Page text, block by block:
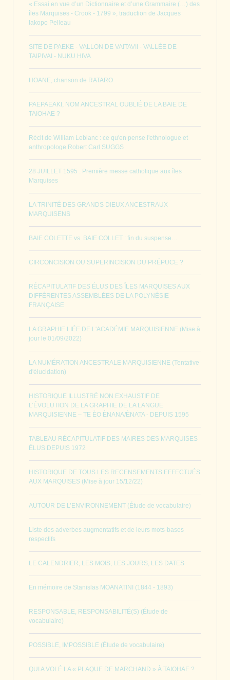
« Essai en vue d’un Dictionnaire et d’une Grammaire (…) des
îles Marquises - Crook - 1799 », traduction de Jacques
Iakopo Pelleau
SITE DE PAEKE - VALLON DE VAITAVII - VALLÉE DE
TAIPIVAI - NUKU HIVA
HOANE, chanson de RATARO
PAEPAEAKI, NOM ANCESTRAL OUBLIÉ DE LA BAIE DE
TAIOHAE ?
Récit de William Leblanc : ce qu'en pense l'ethnologue et
anthropologe Robert Carl SUGGS
28 JUILLET 1595 : Première messe catholique aux îles
Marquises
LA TRINITÉ DES GRANDS DIEUX ANCESTRAUX
MARQUISENS
BAIE COLETTE vs. BAIE COLLET : fin du suspense…
CIRCONCISION OU SUPERINCISION DU PRÉPUCE ?
RÉCAPITULATIF DES ÉLUS DES ÎLES MARQUISES AUX
DIFFÉRENTES ASSEMBLÉES DE LA POLYNÉSIE
FRANÇAISE
LA GRAPHIE LIÉE DE L'ACADÉMIE MARQUISIENNE (Mise à
jour le 01/09/2022)
LA NUMÉRATION ANCESTRALE MARQUISIENNE (Tentative
d'élucidation)
HISTORIQUE ILLUSTRÉ NON EXHAUSTIF DE
L’ÉVOLUTION DE LA GRAPHIE DE LA LANGUE
MARQUISIENNE – TE ÈO ÈNANA/ÈNATA - DEPUIS 1595
TABLEAU RÉCAPITULATIF DES MAIRES DES MARQUISES
ÉLUS DEPUIS 1972
HISTORIQUE DE TOUS LES RECENSEMENTS EFFECTUÉS
AUX MARQUISES (Mise à jour 15/12/22)
AUTOUR DE L’ENVIRONNEMENT (Étude de vocabulaire)
Liste des adverbes augmentatifs et de leurs mots-bases
respectifs
LE CALENDRIER, LES MOIS, LES JOURS, LES DATES
En mémoire de Stanislas MOANATINI (1844 - 1893)
RESPONSABLE, RESPONSABILITÉ(S) (Étude de
vocabulaire)
POSSIBLE, IMPOSSIBLE (Étude de vocabulaire)
QUI A VOLÉ LA « PLAQUE DE MARCHAND » À TAIOHAE ?